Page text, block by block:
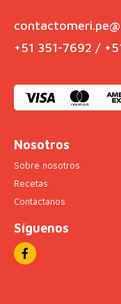
+51 351-7692 /
Nosotros
Sobre nosotros
Recetas
Contáctanos
Síguenos